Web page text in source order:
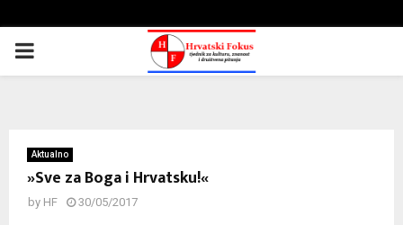
PRIMARY
Aktualno
»Sve za Boga i Hrvatsku!«
by HF 30/05/2017